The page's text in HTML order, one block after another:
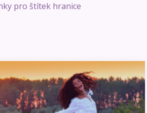
pro štítek hranice